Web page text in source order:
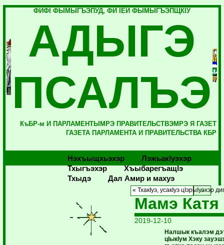
ФИФI ФЫМЫГЪЭПУД, ФИ IЕЙ ФЫМЫГЪЭПЩКIУ
АДЫГЭ
ПСАЛЪЭ
КъБР-м И ПАРЛАМЕНТЫМРЭ ПРАВИТЕЛЬСТВЭМРЭ Я ГАЗЕТ
ГАЗЕТА ПАРЛАМЕНТА И ПРАВИТЕЛЬСТВА КБР
Нэхъыщхьэхэр
Лэжьакlуэхэр
Тхыгъэхэр
Хъыбарегъащlэ
Тхыдэ
Дал Амир и махуэ
« ТхакIуэ, усакIуэ цIэрыIуэхэр
Мамэ Катя
2019-12-10
Налшык къалэм
цIыкIум Хэку